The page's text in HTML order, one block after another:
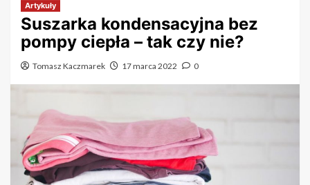
Artykuły
Suszarka kondensacyjna bez
pompy ciepła – tak czy nie?
Tomasz Kaczmarek 17 marca 2022 0